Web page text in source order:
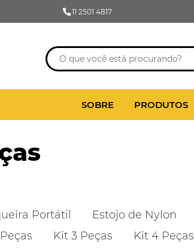
11 2501 4817
SOBRE PRODUTOS
Portátil Estojo de Nylon
Kit 3 Peças Kit 4 Peças